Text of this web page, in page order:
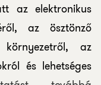
az elektronikus
az ösztönző
az
és lehetséges